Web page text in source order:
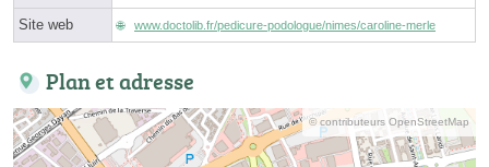
Site web www.doctolib.fr/pedicure-podologue/nimes/caroline-merle
Plan et adresse
© contributeurs OpenStreetMap